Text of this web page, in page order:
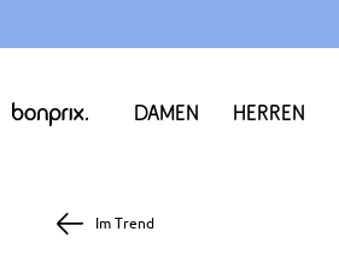
Damen Herren
Im Trend